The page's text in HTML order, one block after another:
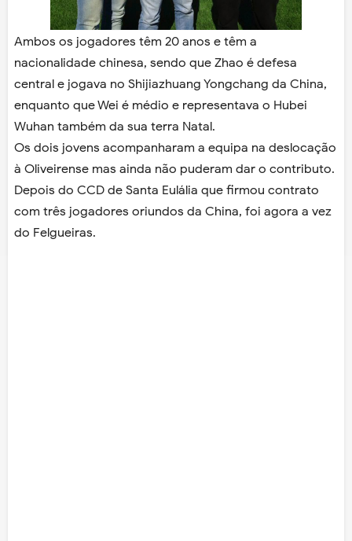
Ambos os jogadores têm 20 anos e têm a
nacionalidade chinesa, sendo que Zhao é defesa
central e jogava no Shijiazhuang Yongchang da China,
enquanto que Wei é médio e representava o Hubei
Wuhan também da sua terra Natal.
Os dois jovens acompanharam a equipa na deslocação
à Oliveirense mas ainda não puderam dar o contributo.
Depois do CCD de Santa Eulália que firmou contrato
com três jogadores oriundos da China, foi agora a vez
do Felgueiras.